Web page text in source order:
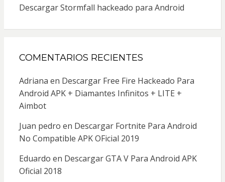
Descargar Stormfall hackeado para Android
COMENTARIOS RECIENTES
Adriana en Descargar Free Fire Hackeado Para
Android APK + Diamantes Infinitos + LITE +
Aimbot
Juan pedro en Descargar Fortnite Para Android
No Compatible APK OFicial 2019
Eduardo en Descargar GTA V Para Android APK
Oficial 2018